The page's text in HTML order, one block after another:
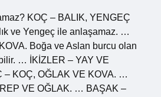
KOÇ – BALIK, YENGEÇ
ve Yengeç ile anlaşamaz. …
Boğa ve Aslan burcu olan
… İKİZLER – YAY VE
KOÇ, OĞLAK VE KOVA. …
VE OĞLAK. … BAŞAK –